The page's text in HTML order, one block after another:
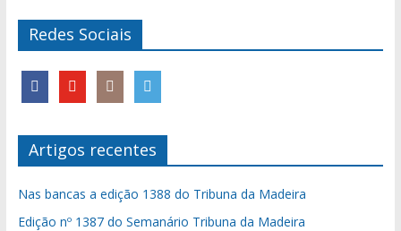
Redes Sociais
Artigos recentes
Nas bancas a edição 1388 do Tribuna da Madeira
Edição nº 1387 do Semanário Tribuna da Madeira